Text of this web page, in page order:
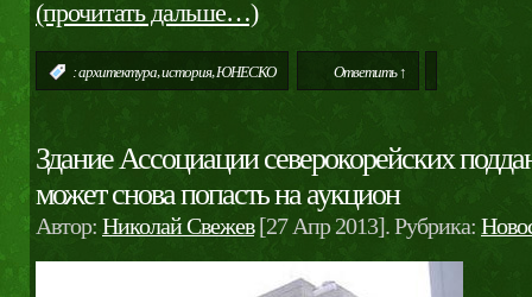
(прочитать дальше…)
:архитектура,история,ЮНЕСКО Ответить ↑
Здание Ассоциации северокорейских
может снова попасть на аукцион
Автор: Николай Свежев[27 Апр 2013]. Рубрика: